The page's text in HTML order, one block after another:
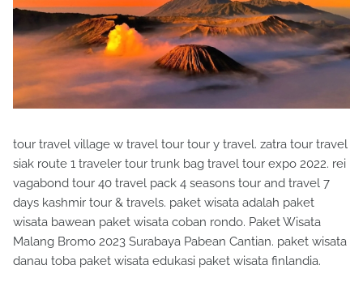
tour travel village w travel tour tour y travel. zatra tour travel
siak route 1 traveler tour trunk bag travel tour expo 2022. rei
vagabond tour 40 travel pack 4 seasons tour and travel 7
days kashmir tour & travels. paket wisata adalah paket
wisata bawean paket wisata coban rondo. Paket Wisata
Malang Bromo 2023 Surabaya Pabean Cantian. paket wisata
danau toba paket wisata edukasi paket wisata finlandia.